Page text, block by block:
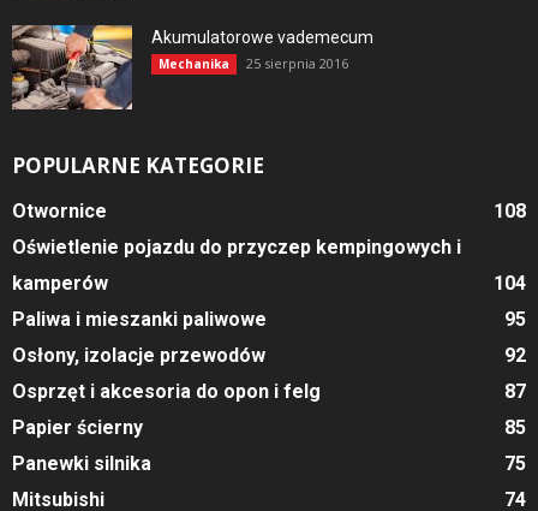
Akumulatorowe vademecum
Mechanika 25 sierpnia 2016
POPULARNE KATEGORIE
Otwornice
108
Oświetlenie pojazdu do przyczep kempingowych i
kamperów
104
Paliwa i mieszanki paliwowe
95
Osłony, izolacje przewodów
92
Osprzęt i akcesoria do opon i felg
87
Papier ścierny
85
Panewki silnika
75
Mitsubishi
74